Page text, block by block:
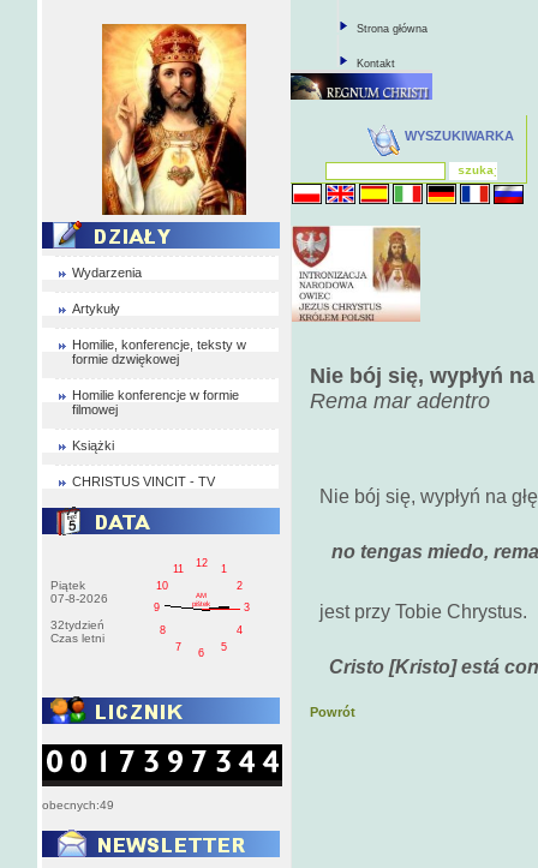
Wydarzenia
Artykuły
Homilie, konferencje, teksty w
formie dzwiękowej
Homilie konferencje w formie
filmowej
Książki
CHRISTUS VINCIT - TV
Piątek
07-8-2026
32tydzień
Czas letni
1
2
3
4
5
6
7
8
9
10
11
12
AM
pištek
obecnych:49
Strona główna
Kontakt
WYSZUKIWARKA
Nie bój się, wypłyń
Rema mar adentro
Nie bój się, wypłyń na
no tengas miedo,
jest przy Tobie
Cristo [Kristo]está
Powrót